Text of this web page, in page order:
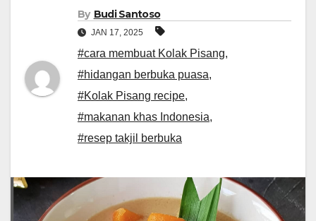
By Budi Santoso
JAN 17, 2025
#cara membuat Kolak Pisang,
#hidangan berbuka puasa,
#Kolak Pisang recipe,
#makanan khas Indonesia,
#resep takjil berbuka